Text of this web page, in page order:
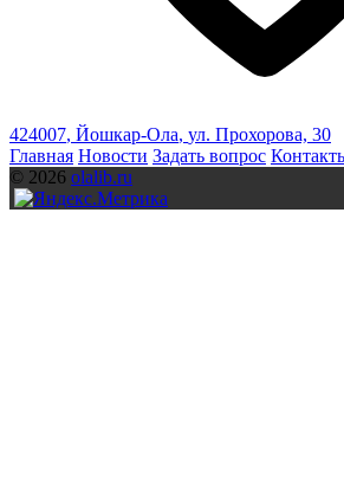
424007, Йошкар-Ола, ул. Прохорова, 30
Главная Новости Задать вопрос
© 2026 olalib.ru